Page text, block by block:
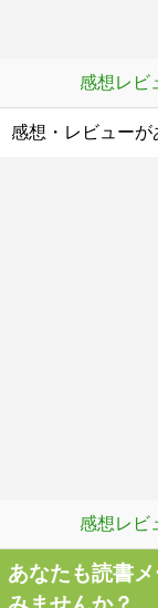
感想レビ
感想・レビューが
感想レビ
あなたも読書